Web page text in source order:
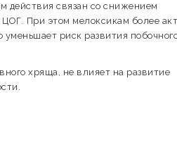
действия связан со снижением
ЦОГ. При этом мелоксикам более
риск развития
хряща, не влияет на развитие